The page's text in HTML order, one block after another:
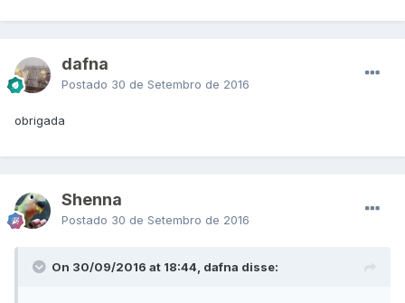
dafna
Postado 30 de Setembro de 2016
obrigada
Shenna
Postado 30 de Setembro de 2016
On 30/09/2016 at 18:44, dafna disse: